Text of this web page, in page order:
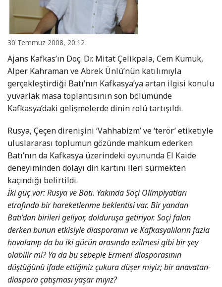
30 Temmuz 2008, 20:12
Ajans Kafkas’ın Doç. Dr. Mitat Çelikpala, Cem Kumuk,
Alper Kahraman ve Abrek Ünlü’nün katılımıyla
gerçekleştirdiği Batı’nın Kafkasya’ya artan ilgisi konulu
yuvarlak masa toplantısının son bölümünde
Kafkasya’daki gelişmelerde dinin rolü tartışıldı.
Rusya, Çeçen direnişini ‘Vahhabizm’ ve ‘terör’ etiketiyle
uluslararası toplumun gözünde mahkum ederken
Batı’nın da Kafkasya üzerindeki oyununda El Kaide
deneyiminden dolayı din kartını ileri sürmekten
kaçındığı belirtildi.
İki güç var: Rusya ve Batı. Yakında Soçi Olimpiyatları
etrafında bir hareketlenme beklentisi var. Bir yandan
Batı’dan birileri geliyor, dolduruşa getiriyor. Soçi falan
derken bunun etkisiyle diasporanın ve Kafkasyalıların fazla
havalanıp da bu iki gücün arasında ezilmesi gibi bir şey
olabilir mi? Ya da bu sebeple Ermeni diasporasının
düştüğünü ifade ettiğiniz çukura düşer miyiz; bir anavatan-
diaspora çatışması yaşar mıyız?